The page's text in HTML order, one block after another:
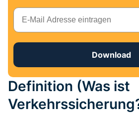
E-Mail
Download
Definition (Was ist